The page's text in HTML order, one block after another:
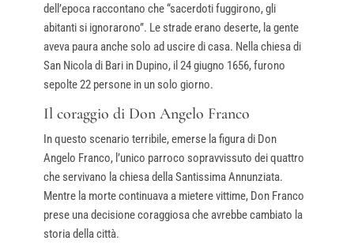
dell’epoca raccontano che “sacerdoti fuggirono, gli
abitanti si ignorarono”. Le strade erano deserte, la gente
aveva paura anche solo ad uscire di casa. Nella chiesa di
San Nicola di Bari in Dupino, il 24 giugno 1656, furono
sepolte 22 persone in un solo giorno.
Il coraggio di Don Angelo Franco
In questo scenario terribile, emerse la figura di Don
Angelo Franco, l’unico parroco sopravvissuto dei quattro
che servivano la chiesa della Santissima Annunziata.
Mentre la morte continuava a mietere vittime, Don Franco
prese una decisione coraggiosa che avrebbe cambiato la
storia della città.